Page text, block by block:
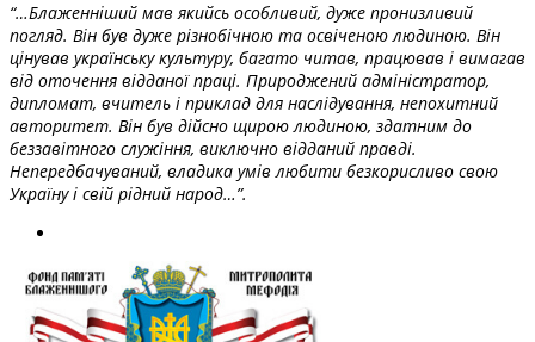
“…Блаженніший мав якийсь особливий, дуже пронизливий
погляд. Він був дуже різнобічною та освіченою людиною. Він
цінував українську культуру, багато читав, працював і вимагав
від оточення відданої праці. Природжений адміністратор,
дипломат, вчитель і приклад для наслідування, непохитний
авторитет. Він був дійсно щирою людиною, здатним до
беззавітного служіння, виключно відданий правді.
Непередбачуваний, владика умів любити безкорисливо свою
Україну і свій рідний народ…”.